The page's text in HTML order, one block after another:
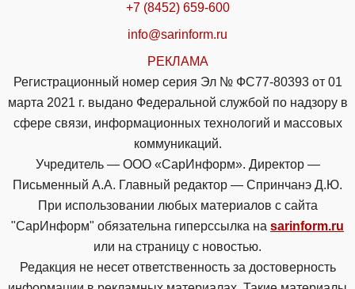
+7 (8452) 659-600
info@sarinform.ru
РЕКЛАМА
Регистрационный номер серия Эл № ФС77-80393 от 01
марта 2021 г. выдано Федеральной службой по надзору в
сфере связи, информационных технологий и массовых
коммуникаций.
Учредитель — ООО «СарИнформ». Директор —
Письменный А.А. Главный редактор — Спринчанэ Д.Ю.
При использовании любых материалов с сайта
"СарИнформ" обязательна гиперссылка на sarinform.ru
или на страницу с новостью.
Редакция не несет ответственность за достоверность